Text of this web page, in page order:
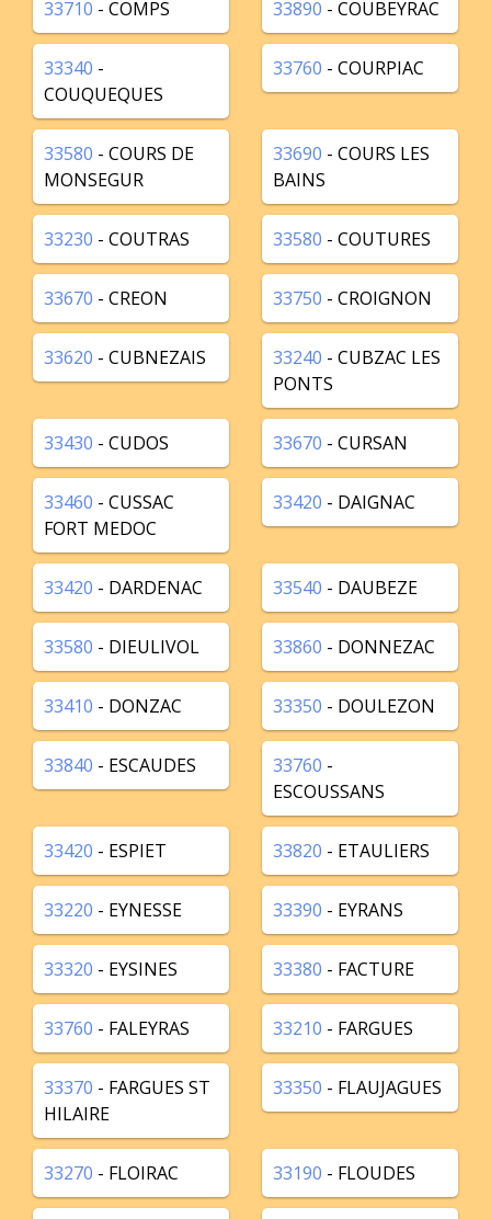
33710 - COMPS 33890 - COUBEYRAC
33340 -
COUQUEQUES
33760 - COURPIAC
33580 - COURS DE
MONSEGUR
33690 - COURS LES
BAINS
33230 - COUTRAS 33580 - COUTURES
33670 - CREON 33750 - CROIGNON
33620 - CUBNEZAIS 33240 - CUBZAC LES
PONTS
33430 - CUDOS 33670 - CURSAN
33460 - CUSSAC
FORT MEDOC
33420 - DAIGNAC
33420 - DARDENAC 33540 - DAUBEZE
33580 - DIEULIVOL 33860 - DONNEZAC
33410 - DONZAC 33350 - DOULEZON
33840 - ESCAUDES 33760 -
ESCOUSSANS
33420 - ESPIET 33820 - ETAULIERS
33220 - EYNESSE 33390 - EYRANS
33320 - EYSINES 33380 - FACTURE
33760 - FALEYRAS 33210 - FARGUES
33370 - FARGUES ST
HILAIRE
33350 - FLAUJAGUES
33270 - FLOIRAC 33190 - FLOUDES